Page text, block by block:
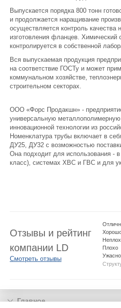
Выпускается порядка 800 тонн
и продолжается наращивание
осуществляется контроль качества
изготовления фланцев. Химический
контролируется в собственной
Вся выпускаемая продукция
на соответствие ГОСТу и может
коммунальном хозяйстве,
строительном секторах.
ООО «Форс Продакшн» -
универсальную
инновационной технологии из
Номенклатура трубы включает в
ДУ25, ДУ32 с возможностью
Она подходит для использования -
класс), системах ХВС и ГВС и для
Плохо
Ужасно
Отзывы и рейтинг
компании LD
Смотреть отзывы
Главное